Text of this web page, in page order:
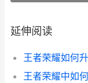
延伸阅读
王者荣耀如何